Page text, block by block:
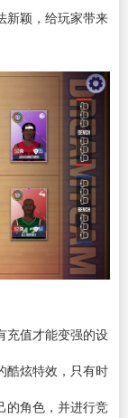
新颖，给玩家带来
充值才能变强的设
酷炫特效，只有时
的角色，并进行竞